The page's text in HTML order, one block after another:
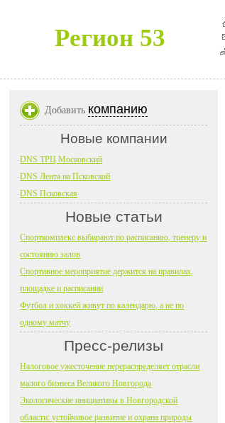
Регион 53
Добавить компанию
Новые компании
DNS ТРЦ Московский
DNS Лента на Псковской
DNS Псковская
Новые статьи
Спорткомплекс выбирают по расписанию, тренеру и
состоянию залов
Спортивное мероприятие держится на правилах,
площадке и расписании
Футбол и хоккей живут по календарю, а не по
одному матчу
Пресс-релизы
Налоговое ужесточение перераспределяет отрасли
малого бизнеса Великого Новгорода
Экологические инициативы в Новгородской
области: устойчивое развитие и охрана природы